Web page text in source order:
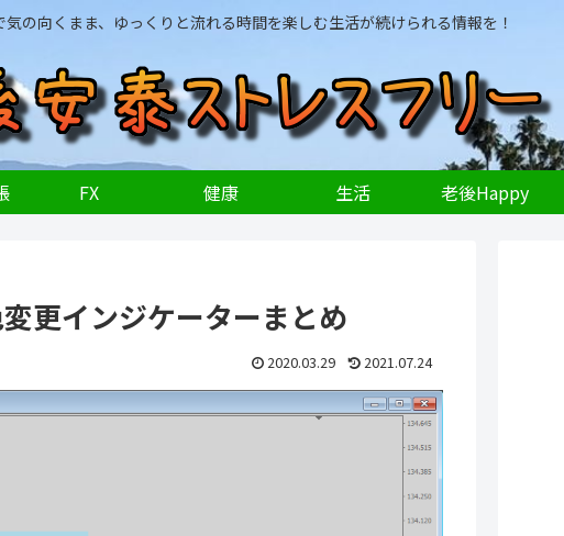
気の向くまま、ゆっくりと流れる時間を楽しむ生活が続けられる情報を！
FX 健康 生活 老後Happy
更インジケーターまとめ
2020.03.29 2021.07.24